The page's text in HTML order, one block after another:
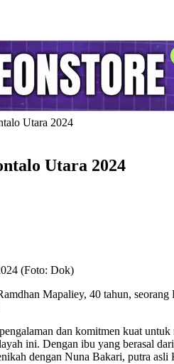
Utara 2024
Utara 2024
(Foto: Dok)
Mapaliey, 40 tahun,
dan komitmen kuat
ini. Dengan ibu yang berasal
dengan Nuna Bakari, putra